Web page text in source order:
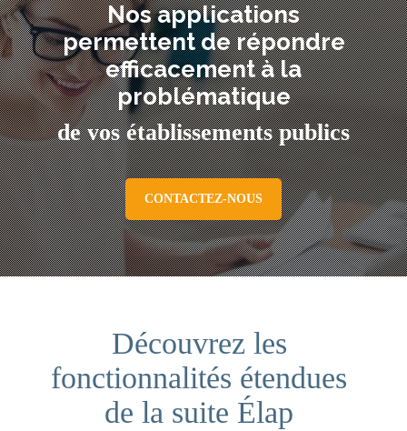
Nos applications
permettent de répondre
efficacement à la
problématique
de vos établissements publics
CONTACTEZ-NOUS
Découvrez les
fonctionnalités étendues
de la suite Élap